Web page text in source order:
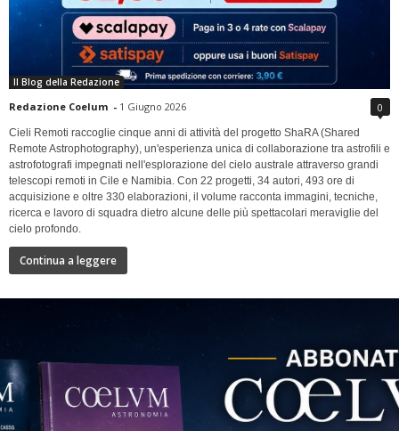
Il Blog della Redazione
Redazione Coelum - 1 Giugno 2026 0
Cieli Remoti raccoglie cinque anni di attività del progetto ShaRA (Shared
Remote Astrophotography), un'esperienza unica di collaborazione tra astrofili e
astrofotografi impegnati nell'esplorazione del cielo australe attraverso grandi
telescopi remoti in Cile e Namibia. Con 22 progetti, 34 autori, 493 ore di
acquisizione e oltre 330 elaborazioni, il volume racconta immagini, tecniche,
ricerca e lavoro di squadra dietro alcune delle più spettacolari meraviglie del
cielo profondo.
Continua a leggere